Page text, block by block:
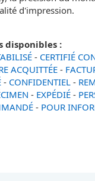
d'impression.
disponibles :
- CERTIFIÉ
ACQUITTÉE-
- CONFIDENTIEL-
- EXPÉDIÉ-
- POUR